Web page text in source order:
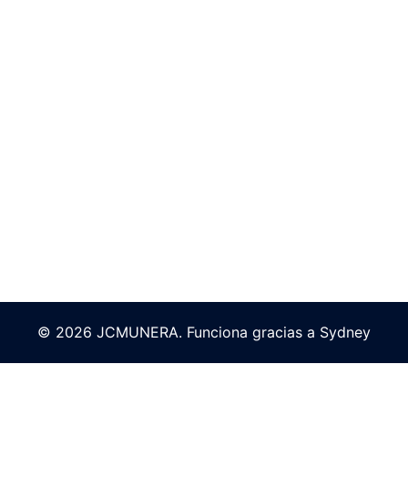
© 2026 JCMUNERA. Funciona gracias a Sydney